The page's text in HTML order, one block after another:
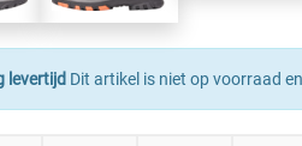
levertijd Dit artikel is niet op voorraad